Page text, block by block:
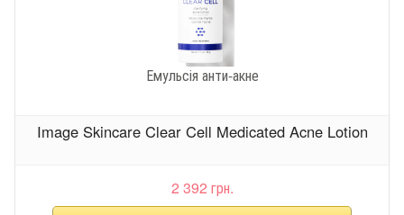
Емульсія анти-акне
Image Skincare Clear Cell Medicated Acne Lotion
2 392 грн.